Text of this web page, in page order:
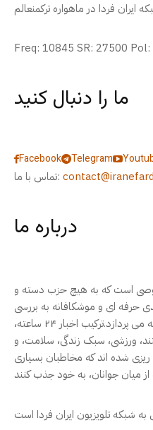
Freq: 10845 SR: 27500 Pol:
ما را دنبال کنید
Facebook Telegram
تماس با ما:
درباره ما
است که به هیچ حزب دسته و
حرفه ای و موشکافانه به بررسی
مهمترین رویدادهای ایران و خاورمیانه می پردازد.ترکیب اخبار ۲۴ ساعته،
ورزشی، سبک زندگی، سلامت، و
ریزی شده اند که مخاطبان بسیاری